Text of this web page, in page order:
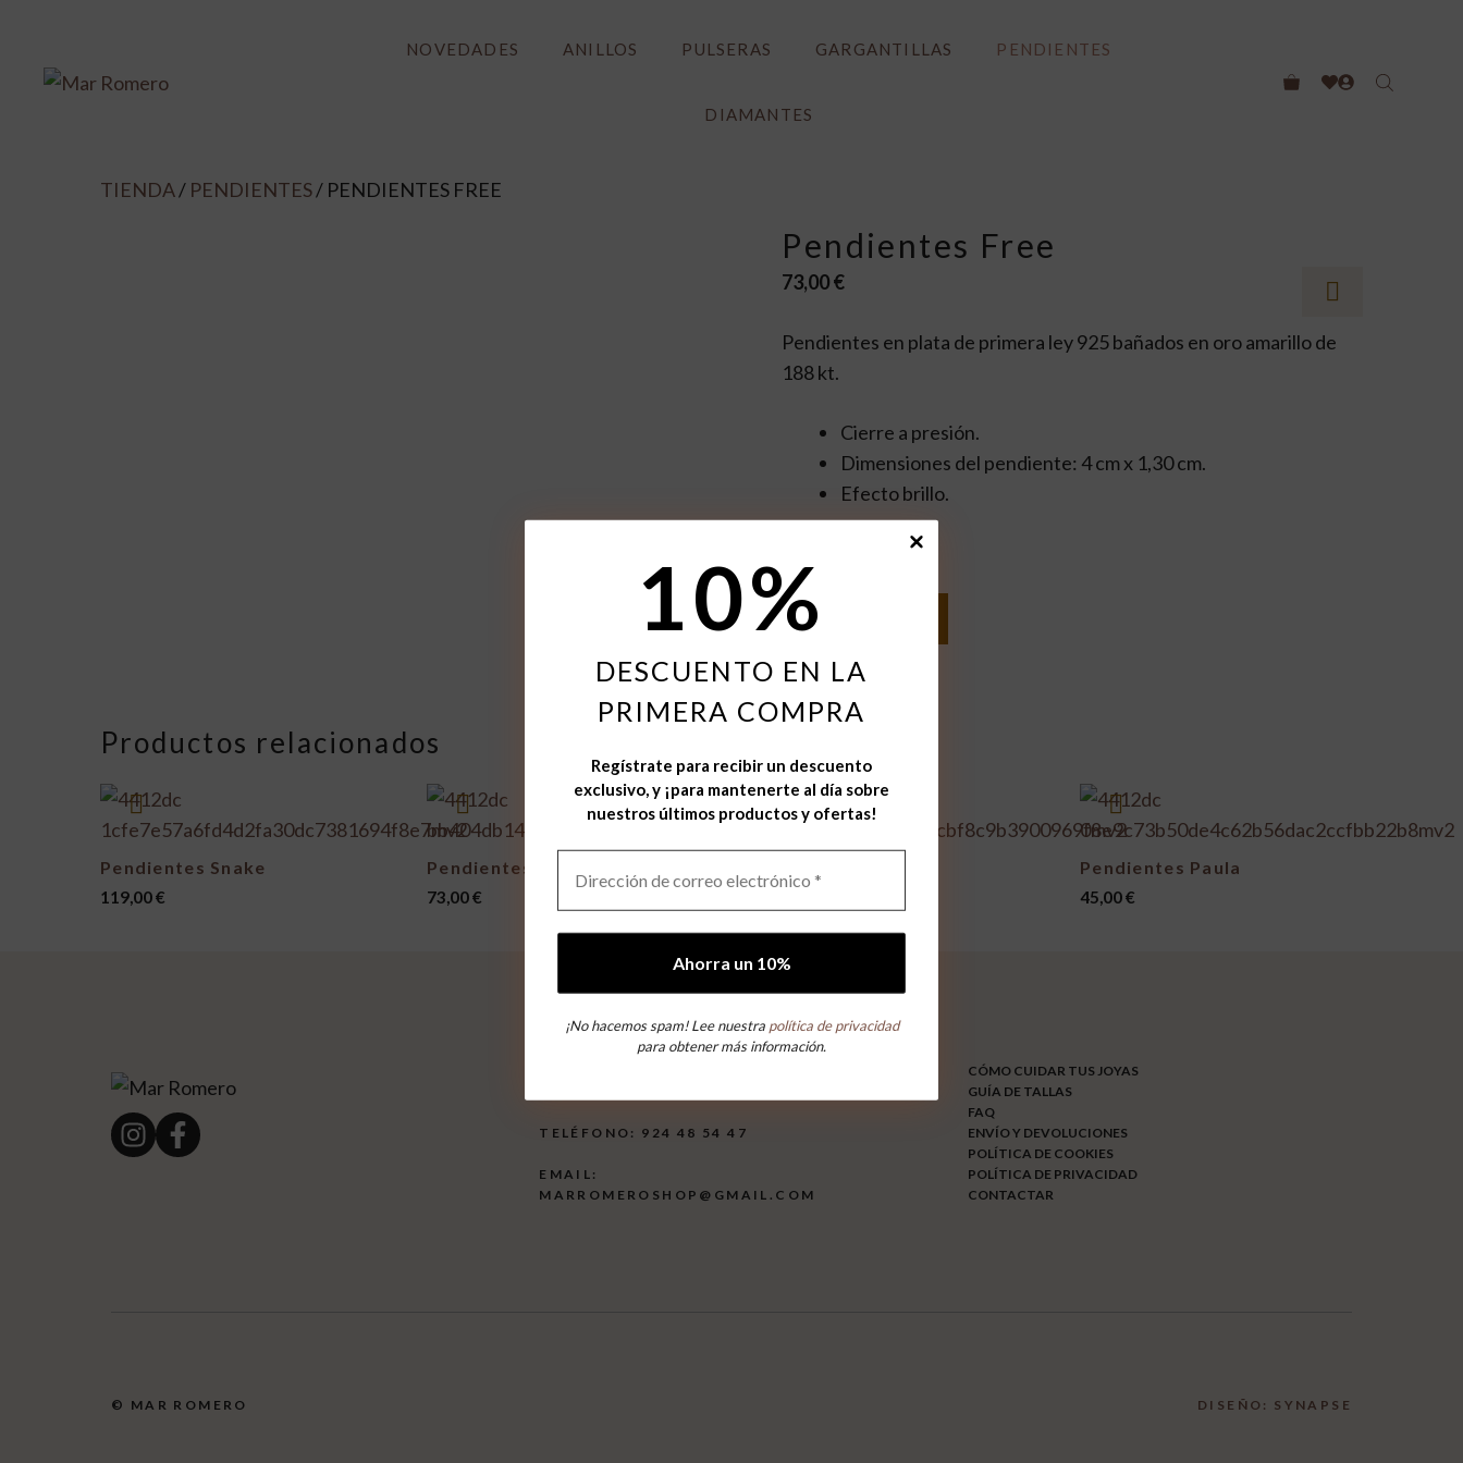
contenido
ENVIOS GRATIS A PARTIR DE 40€
NOVEDADES ANILLOS PULSERAS GARGANTILLAS PENDIENTES
DIAMANTES
TIENDA/ PENDIENTES/ PENDIENTES FREE
Pendientes Free
73,00€
Pendientes en plata de primera ley 925 bañados en oro amarillo de
188 kt.
Cierre a presión.
Dimensiones del pendiente: 4 cm x 1,30 cm.
Efecto brillo.
10%
DESCUENTO EN LA
PRIMERA COMPRA
Regístrate para recibir un descuento
exclusivo, y ¡para mantenerte al día sobre
nuestros últimos productos y ofertas!
¡No hacemos spam! Lee nuestra política de privacidad
para obtener más información.
Pendientes
Free
cantidad
Añadir al carrito
Productos relacionados
Pendientes Snake
119,00€
Pendientes Victoria
73,00€
Pendientes Paula
45,00€
TELÉFONO: 924 48 54 47
EMAIL:
MARROMEROSHOP@GMAIL.COM
CÓMO CUIDAR TUS JOYAS
GUÍA DE TALLAS
FAQ
ENVÍO Y DEVOLUCIONES
POLÍTICA DE COOKIES
POLÍTICA DE PRIVACIDAD
CONTACTAR
© MAR ROMERO DISEÑO: SYNAPSE